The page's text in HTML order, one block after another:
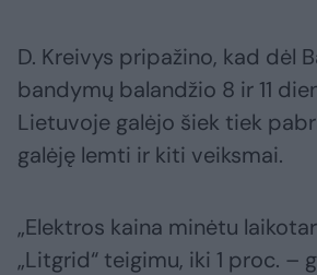
D. Kreivys pripažino, kad dėl
bandymų balandžio 8 ir 11
Lietuvoje galėjo šiek tiek
galėję lemti ir kiti veiksmai.
„Elektros kaina minėtu
„Litgrid“ teigimu, iki 1 proc. –